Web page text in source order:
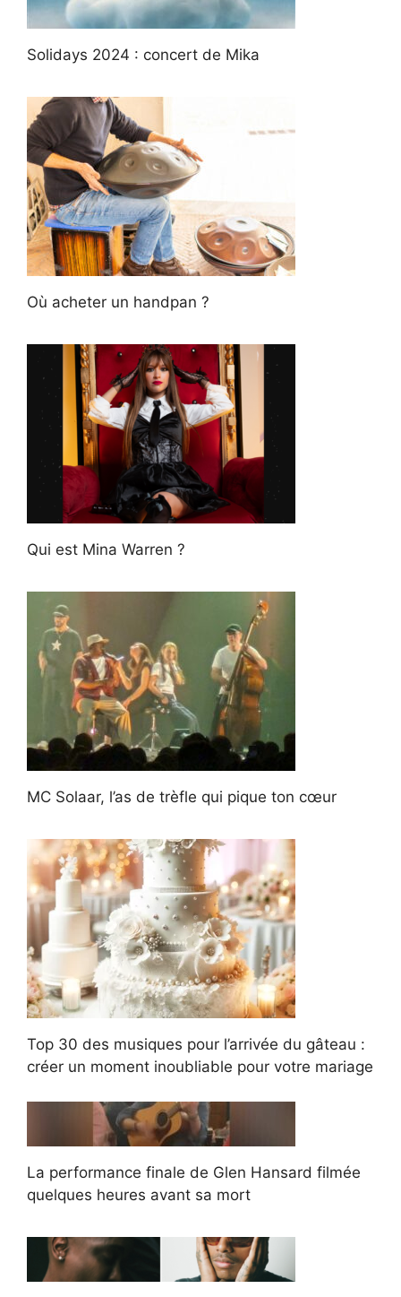
Solidays 2024 : concert de Mika
Où acheter un handpan ?
Qui est Mina Warren ?
MC Solaar, l’as de trèfle qui pique ton cœur
Top 30 des musiques pour l’arrivée du gâteau :
créer un moment inoubliable pour votre mariage
La performance finale de Glen Hansard filmée
quelques heures avant sa mort